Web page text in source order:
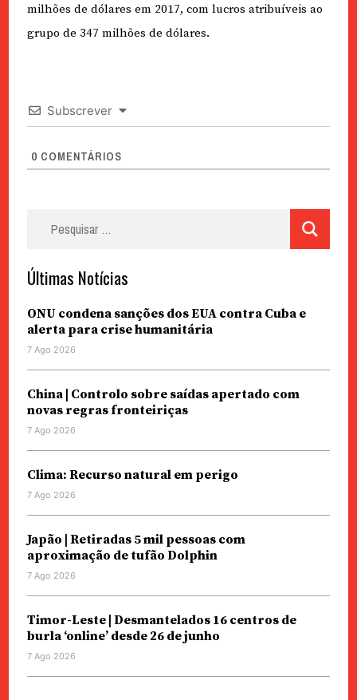
milhões de dólares em 2017, com lucros atribuíveis ao
grupo de 347 milhões de dólares.
Subscrever
0 COMENTÁRIOS
Últimas Notícias
ONU condena sanções dos EUA contra Cuba e
alerta para crise humanitária
7 Ago 2026
China | Controlo sobre saídas apertado com
novas regras fronteiriças
7 Ago 2026
Clima: Recurso natural em perigo
7 Ago 2026
Japão | Retiradas 5 mil pessoas com
aproximação de tufão Dolphin
7 Ago 2026
Timor-Leste | Desmantelados 16 centros de
burla ‘online’ desde 26 de junho
7 Ago 2026